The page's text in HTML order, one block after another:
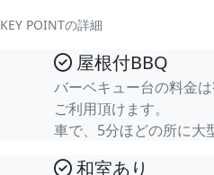
KEY POINTの詳細
屋根付BBQ
バーベキュー台の料金
ご利用頂けます。
車で、5分ほどの所に大
和室あり